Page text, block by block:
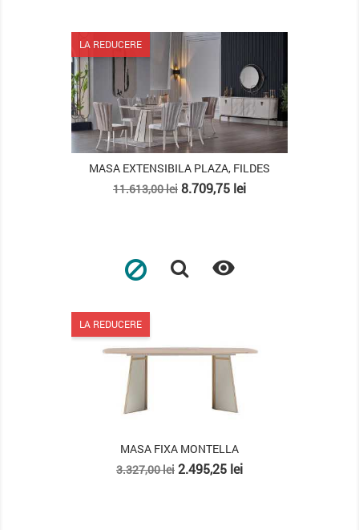
LA REDUCERE
MASA EXTENSIBILA PLAZA, FILDES
Pret
11.613,00 lei Pret
8.709,75 lei

LA REDUCERE
MASA FIXA MONTELLA
Pret
3.327,00 lei Pret
2.495,25 lei